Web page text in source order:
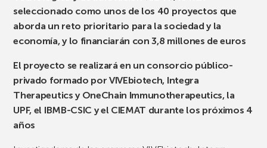
seleccionado como unos de los 40 proyectos que
aborda un reto prioritario para la sociedad y la
economía, y lo financiarán con 3,8 millones de euros
El proyecto se realizará en un consorcio público-
privado formado por VIVEbiotech, Integra
Therapeutics y OneChain Immunotherapeutics, la
UPF, el IBMB-CSIC y el CIEMAT durante los próximos 4
años